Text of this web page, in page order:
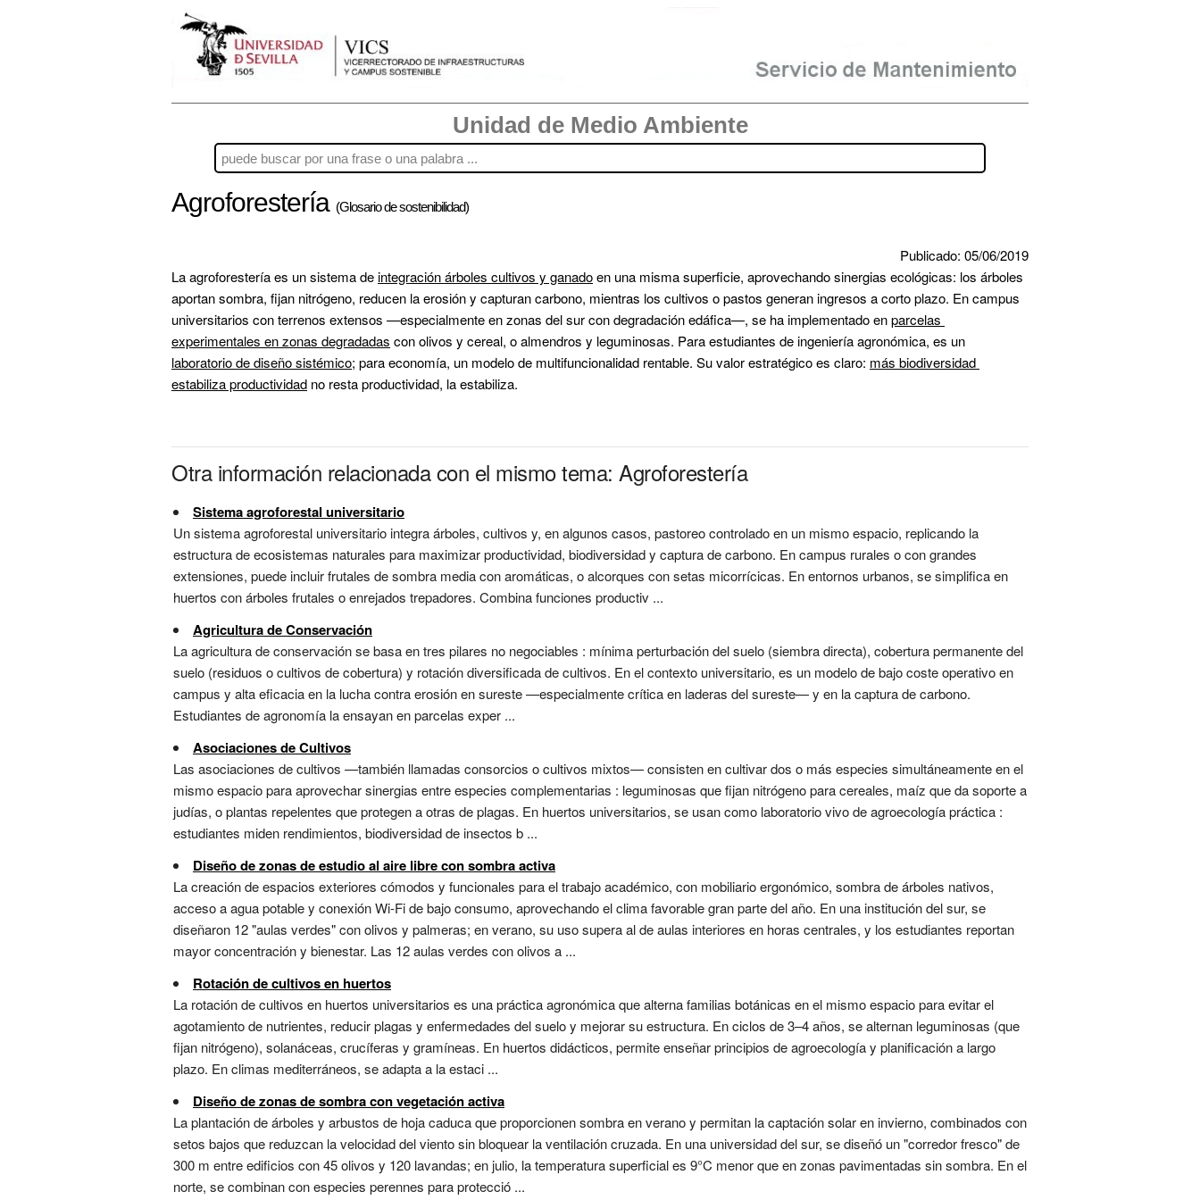
Unidad de Medio Ambiente
Agroforestería (Glosario de sostenibilidad)
Publicado: 05/06/2019
La agroforestería es un sistema de integración árboles cultivos y ganado en una misma superficie, aprovechando sinergias ecológicas: los árboles
aportan sombra, fijan nitrógeno, reducen la erosión y capturan carbono, mientras los cultivos o pastos generan ingresos a corto plazo. En campus
universitarios con terrenos extensos —especialmente en zonas del sur con degradación edáfica—, se ha implementado en parcelas
experimentales en zonas degradadas
laboratorio de diseño sistémico; para economía, un modelo de multifuncionalidad rentable. Su valor estratégico es claro: más biodiversidad
estabiliza productividad no resta productividad, la estabiliza.
Otra información relacionada con el mismo tema: Agroforestería
Sistema agroforestal universitario
Un sistema agroforestal universitario integra árboles, cultivos y, en algunos casos, pastoreo controlado en un mismo espacio, replicando la
estructura de ecosistemas naturales para maximizar productividad, biodiversidad y captura de carbono. En campus rurales o con grandes
extensiones, puede incluir frutales de sombra media con aromáticas, o alcorques con setas micorrícicas. En entornos urbanos, se simplifica en
huertos con árboles frutales o enrejados trepadores. Combina funciones productiv ...
Agricultura de Conservación
La agricultura de conservación se basa en tres pilares no negociables : mínima perturbación del suelo (siembra directa), cobertura permanente del
suelo (residuos o cultivos de cobertura) y rotación diversificada de cultivos. En el contexto universitario, es un modelo de bajo coste operativo en
campus y alta eficacia en la lucha contra erosión en sureste —especialmente crítica en laderas del sureste— y en la captura de carbono.
Estudiantes de agronomía la ensayan en parcelas exper ...
Asociaciones de Cultivos
Las asociaciones de cultivos —también llamadas consorcios o cultivos mixtos— consisten en cultivar dos o más especies simultáneamente en el
mismo espacio para aprovechar sinergias entre especies complementarias : leguminosas que fijan nitrógeno para cereales, maíz que da soporte a
judías, o plantas repelentes que protegen a otras de plagas. En huertos universitarios, se usan como laboratorio vivo de agroecología práctica :
estudiantes miden rendimientos, biodiversidad de insectos b ...
Diseño de zonas de estudio al aire libre con sombra activa
La creación de espacios exteriores cómodos y funcionales para el trabajo académico, con mobiliario ergonómico, sombra de árboles nativos,
acceso a agua potable y conexión Wi-Fi de bajo consumo, aprovechando el clima favorable gran parte del año. En una institución del sur, se
diseñaron 12 "aulas verdes" con olivos y palmeras; en verano, su uso supera al de aulas interiores en horas centrales, y los estudiantes reportan
mayor concentración y bienestar. Las 12 aulas verdes con olivos a ...
Rotación de cultivos en huertos
La rotación de cultivos en huertos universitarios es una práctica agronómica que alterna familias botánicas en el mismo espacio para evitar el
agotamiento de nutrientes, reducir plagas y enfermedades del suelo y mejorar su estructura. En ciclos de 3–4 años, se alternan leguminosas (que
fijan nitrógeno), solanáceas, crucíferas y gramíneas. En huertos didácticos, permite enseñar principios de agroecología y planificación a largo
plazo. En climas mediterráneos, se adapta a la estaci ...
Diseño de zonas de sombra con vegetación activa
La plantación de árboles y arbustos de hoja caduca que proporcionen sombra en verano y permitan la captación solar en invierno, combinados con
setos bajos que reduzcan la velocidad del viento sin bloquear la ventilación cruzada. En una universidad del sur, se diseñó un "corredor fresco" de
300 m entre edificios con 45 olivos y 120 lavandas; en julio, la temperatura superficial es 9°C menor que en zonas pavimentadas sin sombra. En el
norte, se combinan con especies perennes para protecció ...